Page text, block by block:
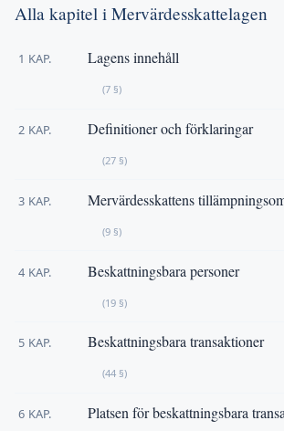
Alla kapitel i Mervärdesskattelagen
1 KAP. Lagens innehåll
(7 §)
2 KAP. Definitioner och förklaringar
(27 §)
3 KAP. Mervärdesskattens
(9 §)
4 KAP. Beskattningsbara personer
(19 §)
5 KAP. Beskattningsbara transaktioner
(44 §)
6 KAP. Platsen för beskattningsbara